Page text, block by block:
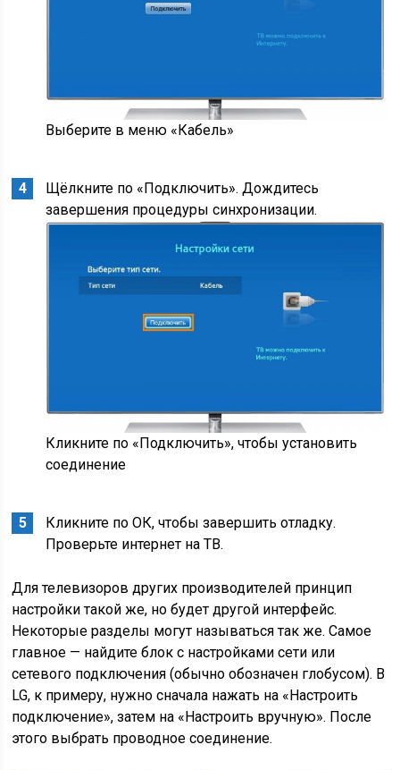
Выберите в меню «Кабель»
Щёлкните по «Подключить». Дождитесь
завершения процедуры синхронизации.
Кликните по «Подключить», чтобы установить
соединение
Кликните по ОК, чтобы завершить отладку.
Проверьте интернет на ТВ.
Для телевизоров других производителей принцип
настройки такой же, но будет другой интерфейс.
Некоторые разделы могут называться так же. Самое
главное — найдите блок с настройками сети или
сетевого подключения (обычно обозначен глобусом). В
LG, к примеру, нужно сначала нажать на «Настроить
подключение», затем на «Настроить вручную». После
этого выбрать проводное соединение.